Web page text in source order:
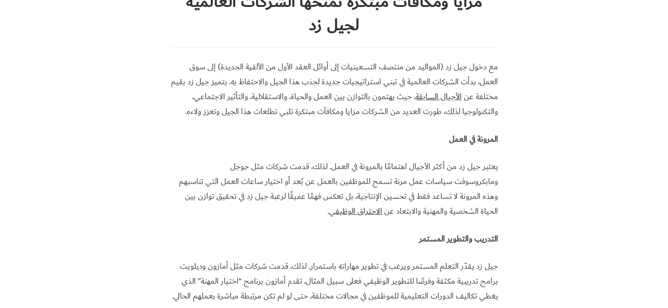
لجيل زد
مع دخول جيل زد (المواليد من منتصف التسعينيات إلى أوائل العقد الأول من الألفية الجديدة) إلى سوق
العمل، بدأت الشركات العالمية في تبني استراتيجيات جديدة لجذب هذا الجيل والاحتفاظ به. يتميز جيل زد بقيم
مختلفة عنالأجيال السابقة، حيث يهتمون بالتوازن بين العمل والحياة، والاستقلالية، والتأثير الاجتماعي،
والتكنولوجيا لذلك، طورت العديد من الشركات مزايا ومكافآت مبتكرة تلبي تطلعات هذا الجيل وتعزز ولاءه.
المرونة في العمل
يعتبر جيل زد من أكثر الأجيال اهتمامًا بالمرونة في العمل. لذلك، قدمت شركات مثل جوجل
ومابكروسوفت سياسات عمل مرنة تسمح للموظفين بالعمل عن بُعد أو اختيار ساعات العمل التي تناسبهم
وهذه المرونة لا تساعد فقط في تحسين الإنتاجية، بل تعكس فهمًا عميقًا لرغبة جيل زد في تحقيق توازن بين
الحياة الشخصية والمهنية والابتعاد عنالاحتراق الوظيفي.
التدريب والتطوير المستمر
جيل زد يقدّر التعلم المستمر ويرغب في تطوير مهاراته باستمرار. لذلك، قدمت شركات مثل أمازون وديلويت
برامج تدريبية مكثفة وفرصًا للتطوير الوظيفي فعلى سبيل المثال، تقدم أمازون برنامج “اختيار المهنة” الذي
يغطي تكاليف الدورات التعليمية للموظفين في مجالات مختلفة، حتى لو لم تكن مرتبطة مباشرة بعملهم الحالي.